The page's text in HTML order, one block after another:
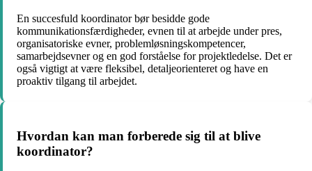
En succesfuld koordinator bør besidde gode
kommunikationsfærdigheder, evnen til at arbejde under pres,
organisatoriske evner, problemløsningskompetencer,
samarbejdsevner og en god forståelse for projektledelse. Det er
også vigtigt at være fleksibel, detaljeorienteret og have en
proaktiv tilgang til arbejdet.
Hvordan kan man forberede sig til at blive
koordinator?